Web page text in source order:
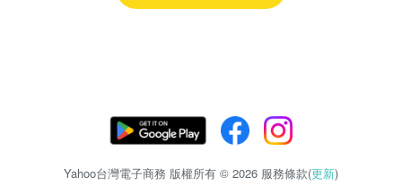
Yahoo台灣電子商務 版權所有 © 2026 服務條款(更新)